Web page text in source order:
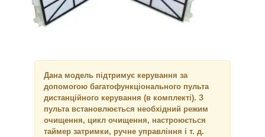
Дана модель підтримує керування за
допомогою багатофункціонального пульта
дистанційного керування (в комплекті). З
пульта встановлюється необхідний режим
очищення, цикл очищення, настроюється
таймер затримки, ручне управління і т. д.